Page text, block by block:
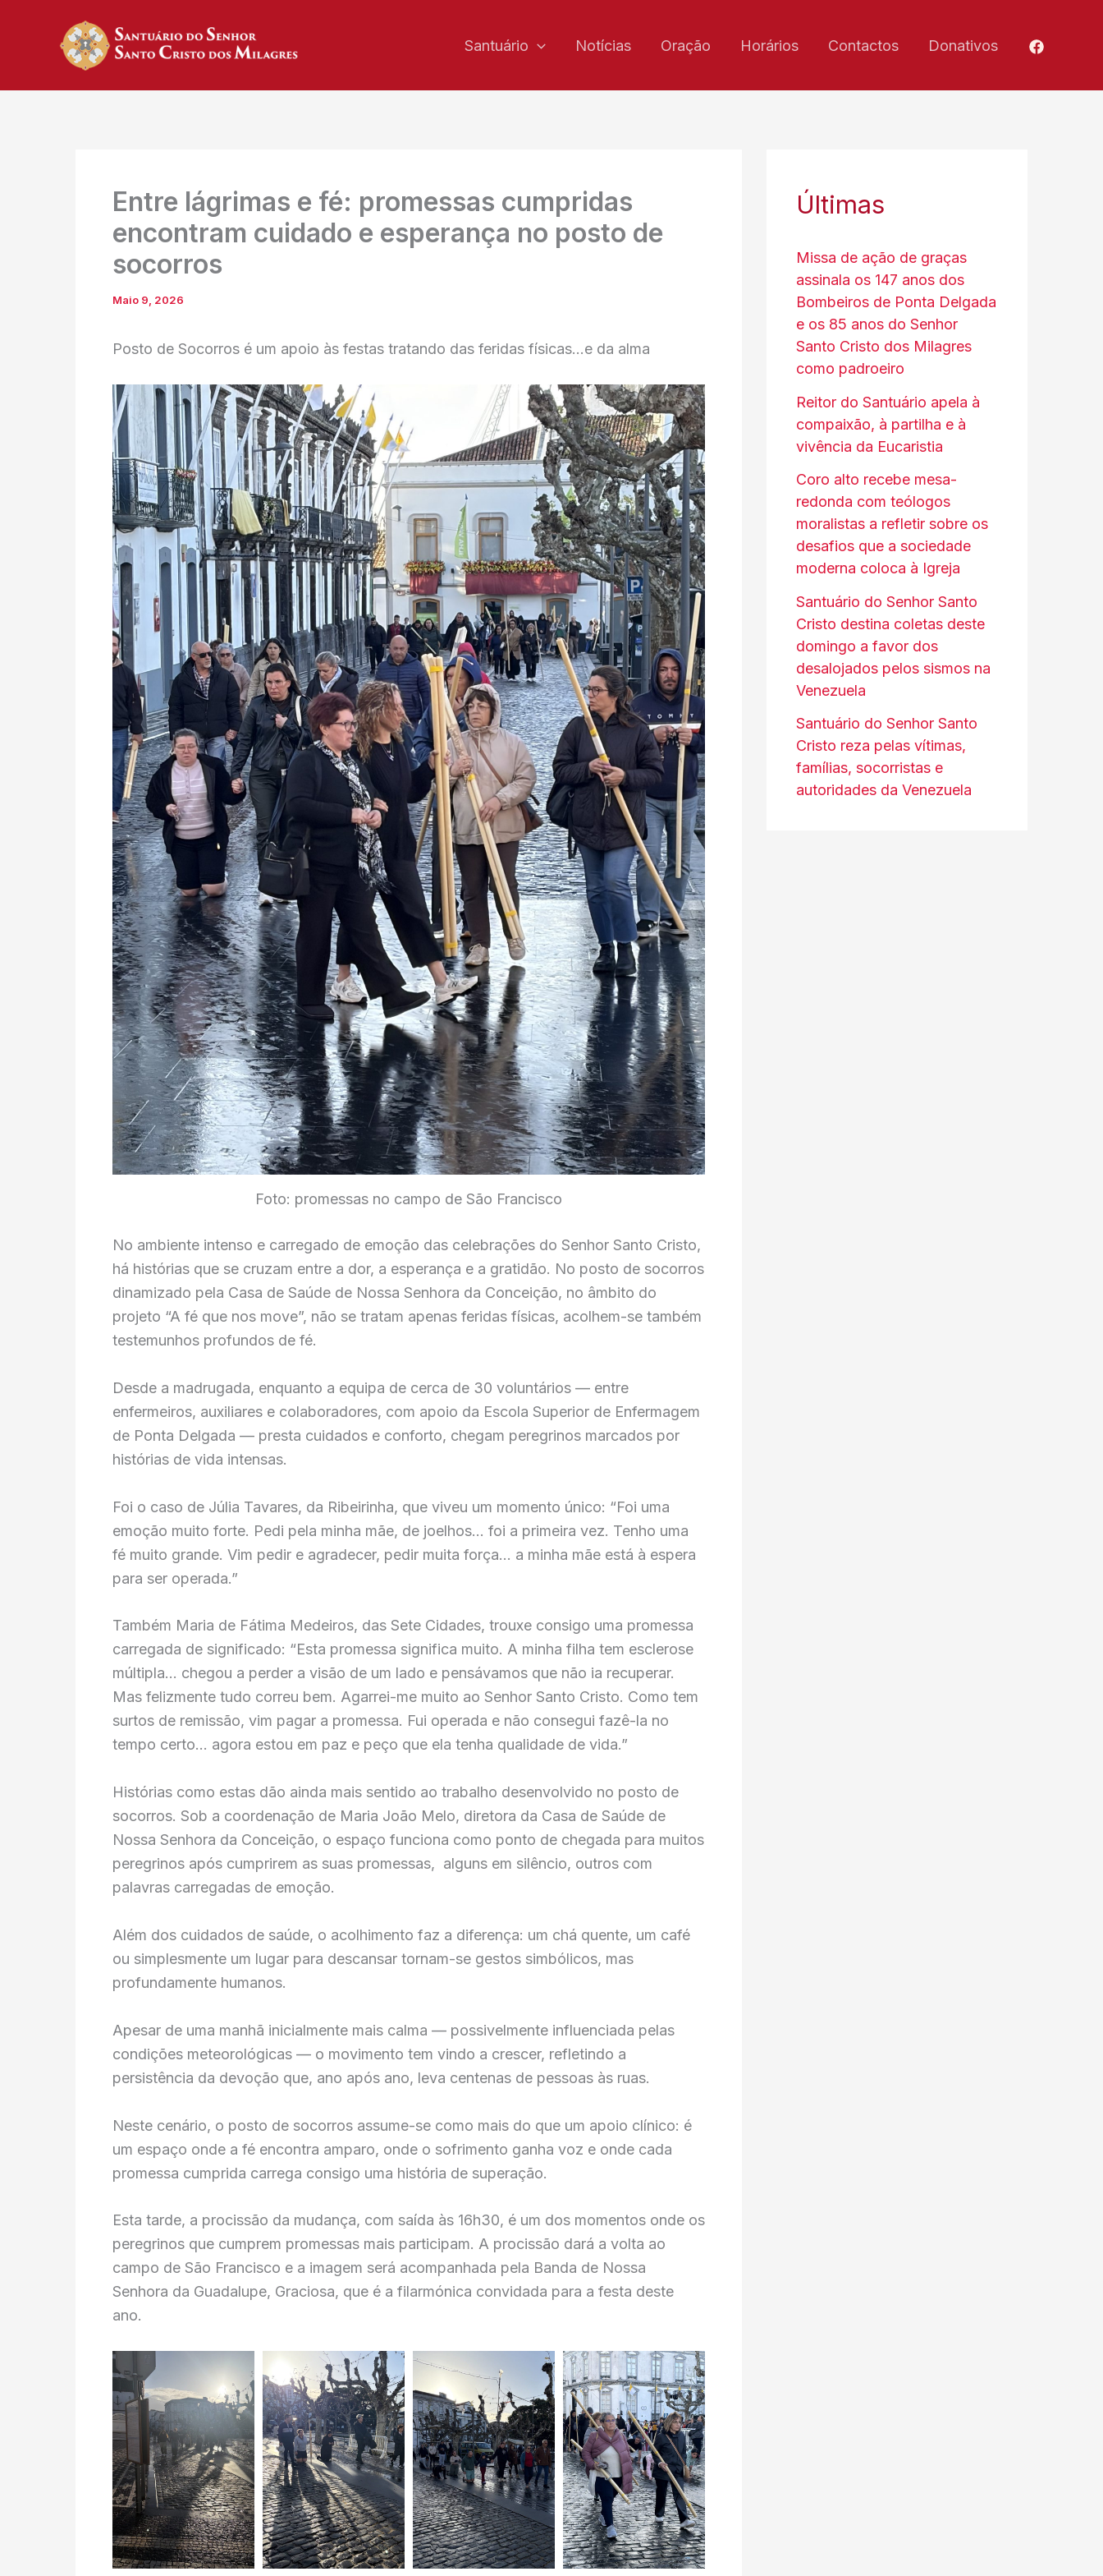
Santuário Notícias Oração Horários Contactos Donativos
Entre lágrimas e fé: promessas cumpridas
encontram cuidado e esperança no posto de
socorros
Maio 9, 2026
Posto de Socorros é um apoio às festas tratando das feridas físicas…e da alma
Foto: promessas no campo de São Francisco
No ambiente intenso e carregado de emoção das celebrações do Senhor Santo Cristo,
há histórias que se cruzam entre a dor, a esperança e a gratidão. No posto de socorros
dinamizado pela Casa de Saúde de Nossa Senhora da Conceição, no âmbito do
projeto “A fé que nos move”, não se tratam apenas feridas físicas, acolhem-se também
testemunhos profundos de fé.
Desde a madrugada, enquanto a equipa de cerca de 30 voluntários — entre
enfermeiros, auxiliares e colaboradores, com apoio da Escola Superior de Enfermagem
de Ponta Delgada — presta cuidados e conforto, chegam peregrinos marcados por
histórias de vida intensas.
Foi o caso de Júlia Tavares, da Ribeirinha, que viveu um momento único: “Foi uma
emoção muito forte. Pedi pela minha mãe, de joelhos… foi a primeira vez. Tenho uma
fé muito grande. Vim pedir e agradecer, pedir muita força… a minha mãe está à espera
para ser operada.”
Também Maria de Fátima Medeiros, das Sete Cidades, trouxe consigo uma promessa
carregada de significado: “Esta promessa significa muito. A minha filha tem esclerose
múltipla… chegou a perder a visão de um lado e pensávamos que não ia recuperar.
Mas felizmente tudo correu bem. Agarrei-me muito ao Senhor Santo Cristo. Como tem
surtos de remissão, vim pagar a promessa. Fui operada e não consegui fazê-la no
tempo certo… agora estou em paz e peço que ela tenha qualidade de vida.”
Histórias como estas dão ainda mais sentido ao trabalho desenvolvido no posto de
socorros. Sob a coordenação de Maria João Melo, diretora da Casa de Saúde de
Nossa Senhora da Conceição, o espaço funciona como ponto de chegada para muitos
peregrinos após cumprirem as suas promessas, alguns em silêncio, outros com
palavras carregadas de emoção.
Além dos cuidados de saúde, o acolhimento faz a diferença: um chá quente, um café
ou simplesmente um lugar para descansar tornam-se gestos simbólicos, mas
profundamente humanos.
Apesar de uma manhã inicialmente mais calma — possivelmente influenciada pelas
condições meteorológicas — o movimento tem vindo a crescer, refletindo a
persistência da devoção que, ano após ano, leva centenas de pessoas às ruas.
Neste cenário, o posto de socorros assume-se como mais do que um apoio clínico: é
um espaço onde a fé encontra amparo, onde o sofrimento ganha voz e onde cada
promessa cumprida carrega consigo uma história de superação.
Esta tarde, a procissão da mudança, com saída às 16h30, é um dos momentos onde os
peregrinos que cumprem promessas mais participam. A procissão dará a volta ao
campo de São Francisco e a imagem será acompanhada pela Banda de Nossa
Senhora da Guadalupe, Graciosa, que é a filarmónica convidada para a festa deste
ano.
Últimas
Missa de ação de graças
assinala os 147 anos dos
Bombeiros de Ponta Delgada
e os 85 anos do Senhor
Santo Cristo dos Milagres
como padroeiro
Reitor do Santuário apela à
compaixão, à partilha e à
vivência da Eucaristia
Coro alto recebe mesa-
redonda com teólogos
moralistas a refletir sobre os
desafios que a sociedade
moderna coloca à Igreja
Santuário do Senhor Santo
Cristo destina coletas deste
domingo a favor dos
desalojados pelos sismos na
Venezuela
Santuário do Senhor Santo
Cristo reza pelas vítimas,
famílias, socorristas e
autoridades da Venezuela